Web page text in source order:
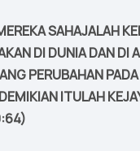
SAHAJALAH
DI DUNIA DAN DI
PERUBAHAN
ITULAH